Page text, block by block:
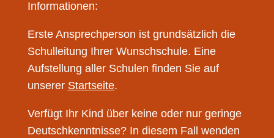
Informationen:
Erste Ansprechperson ist grundsätzlich die
Schulleitung Ihrer Wunschschule. Eine
Aufstellung aller Schulen finden Sie auf
unserer Startseite.
Verfügt Ihr Kind über keine oder nur geringe
Deutschkenntnisse? In diesem Fall wenden